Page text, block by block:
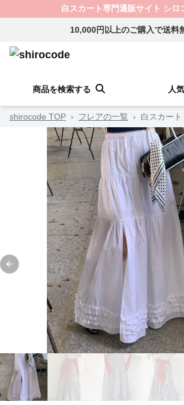
白スカート専門通販サイト シロ
10,000円以上のご購入で送料
商品を検索する 人
shirocode TOP › フレアの一覧 › 白スカー
Previous slide